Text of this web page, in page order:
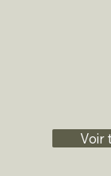
Voir